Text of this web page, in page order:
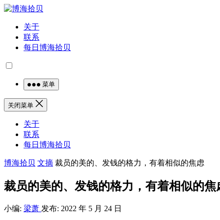
关于
联系
每日博海拾贝
菜单
关闭菜单
关于
联系
每日博海拾贝
博海拾贝 文摘 裁员的美的、发钱的格力，有着相似的焦虑
裁员的美的、发钱的格力，有着相似的焦
小编: 梁萧 发布: 2022 年 5 月 24 日